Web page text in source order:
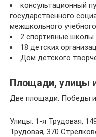
консультационный
государственного
межшкольного
2 спортивные школы
18 детских
Дом детского
Площади, улицы
Две площади: Победы и
Улицы: 1-я Трудовая,
Трудовая, 370